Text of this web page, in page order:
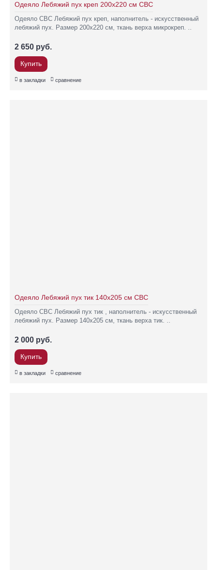
Одеяло Лебяжий пух креп 200х220 см СВС
Одеяло СВС Лебяжий пух креп, наполнитель - искусственный
лебяжий пух. Размер 200х220 см, ткань верха микрокреп. ..
2 650 руб.
Купить
в закладки сравнение
Одеяло Лебяжий пух тик 140х205 см СВС
Одеяло СВС Лебяжий пух тик , наполнитель - искусственный
лебяжий пух. Размер 140х205 см, ткань верха тик. ..
2 000 руб.
Купить
в закладки сравнение